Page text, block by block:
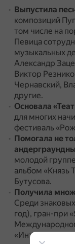
Выпустила
композиций
том числе на
Певица
музыкальных
Александр
Виктор
Чернавский,
другие.
Основала
для многих
фестиваль
Помогала не
молодой
альбом «Князь
Бутусова.
Получила
Среди
год), гран-при